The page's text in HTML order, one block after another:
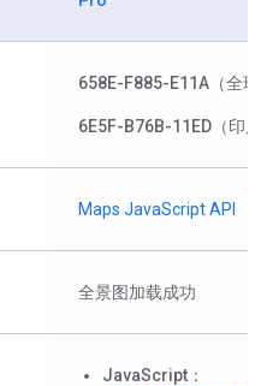
658E-F885-E11A （全球
6E5F-B76B-11ED （印
Maps JavaScript API
全景图加载成功
JavaScript ：